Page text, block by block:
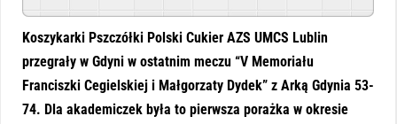
Koszykarki Pszczółki Polski Cukier AZS UMCS Lublin
przegrały w Gdyni w ostatnim meczu “V Memoriału
Franciszki Cegielskiej i Małgorzaty Dydek” z Arką Gdynia 53-
74. Dla akademiczek była to pierwsza porażka w okresie